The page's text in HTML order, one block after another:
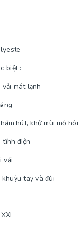
biệt :
mát lạnh
hút, khử mùi mồ hôi
tĩnh điện
vải
khuỷu tay và đùi